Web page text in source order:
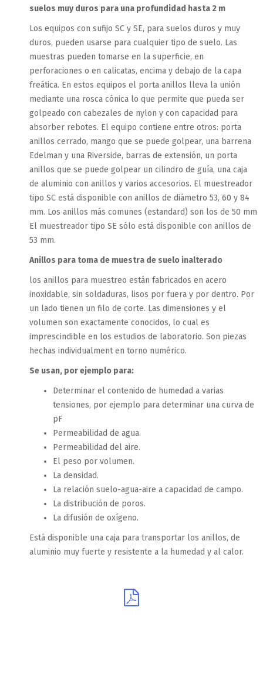
suelos muy duros para una profundidad hasta 2 m
Los equipos con sufijo SC y SE, para suelos duros y muy
duros, pueden usarse para cualquier tipo de suelo. Las
muestras pueden tomarse en la superficie, en
perforaciones o en calicatas, encima y debajo de la capa
freática. En estos equipos el porta anillos lleva la unión
mediante una rosca cónica lo que permite que pueda ser
golpeado con cabezales de nylon y con capacidad para
absorber rebotes. El equipo contiene entre otros: porta
anillos cerrado, mango que se puede golpear, una barrena
Edelman y una Riverside, barras de extensión, un porta
anillos que se puede golpear un cilindro de guía, una caja
de aluminio con anillos y varios accesorios. El muestreador
tipo SC está disponible con anillos de diámetro 53, 60 y 84
mm. Los anillos más comunes (estandard) son los de 50 mm
El muestreador tipo SE sólo está disponible con anillos de
53 mm.
Anillos para toma de muestra de suelo inalterado
los anillos para muestreo están fabricados en acero
inoxidable, sin soldaduras, lisos por fuera y por dentro. Por
un lado tienen un filo de corte. Las dimensiones y el
volumen son exactamente conocidos, lo cual es
imprescindible en los estudios de laboratorio. Son piezas
hechas individualment en torno numérico.
Se usan, por ejemplo para:
Determinar el contenido de humedad a varias
tensiones, por ejemplo para determinar una curva de
pF
Permeabilidad de agua.
Permeabilidad del aire.
El peso por volumen.
La densidad.
La relación suelo-agua-aire a capacidad de campo.
La distribución de poros.
La difusión de oxígeno.
Está disponible una caja para transportar los anillos, de
aluminio muy fuerte y resistente a la humedad y al calor.